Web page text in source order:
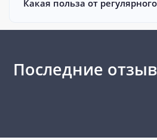
Какая польза от
Последние